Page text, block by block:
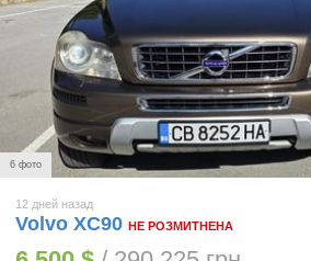
6 фото
12 дней назад
Volvo XC90 НЕ РОЗМИТНЕНА